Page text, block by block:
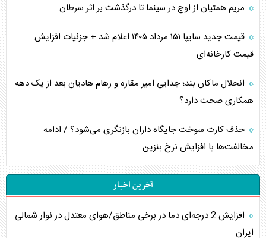
مریم همتیان از اوج در سینما تا درگذشت بر اثر سرطان
قیمت جدید سایپا ۱۵۱ مرداد ۱۴۰۵ اعلام شد + جزئیات افزایش
قیمت کارخانه‌ای
انحلال ماکان بند؛ جدایی امیر مقاره و رهام هادیان بعد از یک دهه
همکاری صحت دارد؟
حذف کارت سوخت جایگاه داران بازنگری می‌شود؟ / ادامه
مخالفت‌ها با افزایش نرخ بنزین
آخرین اخبار
افزایش 2 درجه‌ای دما در برخی مناطق/هوای معتدل در نوار شمالی
ایران